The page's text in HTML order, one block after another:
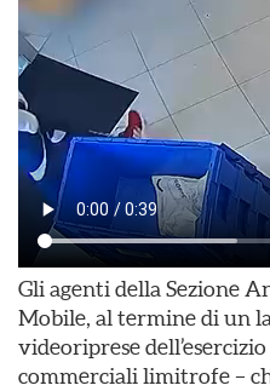
Gli agenti della Sezione
Mobile, al termine di un
videoriprese
commerciali limitrofe –